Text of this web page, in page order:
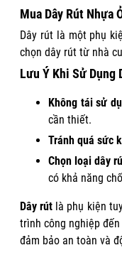
Mua Dây Rút Nhựa
Dây rút là một phụ
chọn dây rút từ nhà
Lưu Ý Khi Sử Dụng
Không tái sử
cần thiết.
Tránh quá sức
Chọn loại dây
có khả năng
Dây rút là phụ kiện
trình công nghiệp
đảm bảo an toàn và